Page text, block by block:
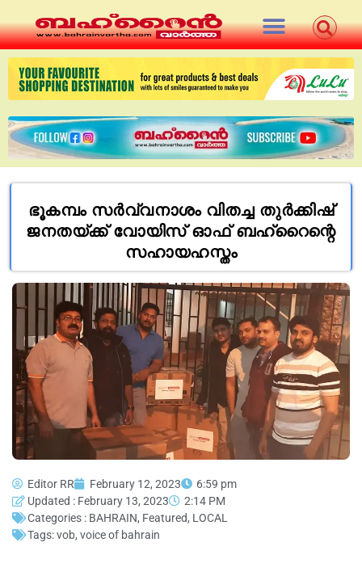
ഭൂകമ്പം സർവ്വനാശം വിതച്ച തുർക്കിഷ്
ജനതയ്ക്ക് വോയിസ് ഓഫ് ബഹ്‌റൈന്റെ
സഹായഹസ്തം
Editor RR February 12, 2023
6:59 pm
Updated : February 13, 2023
2:14 PM
Categories : BAHRAIN, Featured, LOCAL
Tags:vob, voice of bahrain